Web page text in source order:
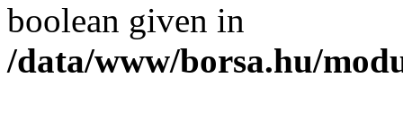
boolean given in
/data/www/borsa.hu/